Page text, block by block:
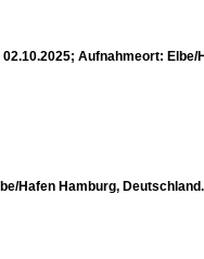
Aufnahmeort: Elbe/
Hafen Hamburg,